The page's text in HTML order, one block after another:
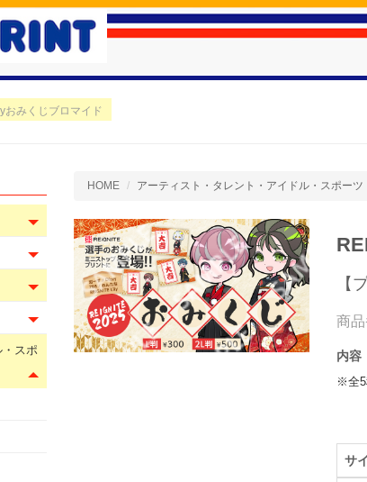
おみくじブロマイド
HOME アーティスト・タレント・アイドル・スポーツ
【
商
内容
※全5
サ
スポ